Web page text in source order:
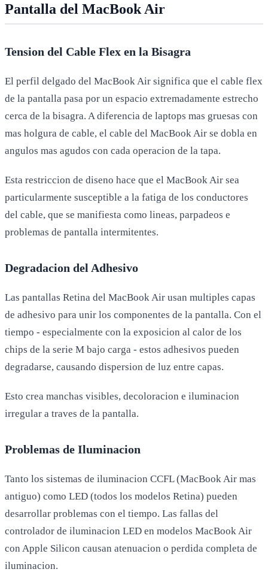
Pantalla del MacBook Air
Tension del Cable Flex en la Bisagra
El perfil delgado del MacBook Air significa que el cable flex
de la pantalla pasa por un espacio extremadamente estrecho
cerca de la bisagra. A diferencia de laptops mas gruesas con
mas holgura de cable, el cable del MacBook Air se dobla en
angulos mas agudos con cada operacion de la tapa.
Esta restriccion de diseno hace que el MacBook Air sea
particularmente susceptible a la fatiga de los conductores
del cable, que se manifiesta como lineas, parpadeos e
problemas de pantalla intermitentes.
Degradacion del Adhesivo
Las pantallas Retina del MacBook Air usan multiples capas
de adhesivo para unir los componentes de la pantalla. Con el
tiempo - especialmente con la exposicion al calor de los
chips de la serie M bajo carga - estos adhesivos pueden
degradarse, causando dispersion de luz entre capas.
Esto crea manchas visibles, decoloracion e iluminacion
irregular a traves de la pantalla.
Problemas de Iluminacion
Tanto los sistemas de iluminacion CCFL (MacBook Air mas
antiguo) como LED (todos los modelos Retina) pueden
desarrollar problemas con el tiempo. Las fallas del
controlador de iluminacion LED en modelos MacBook Air
con Apple Silicon causan atenuacion o perdida completa de
iluminacion.